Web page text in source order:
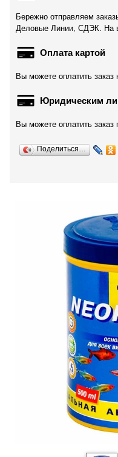
Бережно отправляем
Деловые Линии, СДЭК. На
Оплата картой
Вы можете оплатить заказ
Юридическим
Вы можете оплатить заказ
Поделиться…